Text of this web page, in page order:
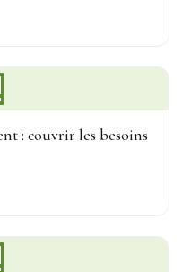
: couvrir les besoins